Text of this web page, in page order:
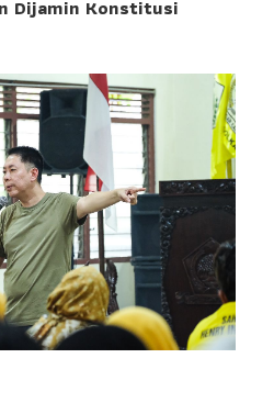
Dijamin Konstitusi